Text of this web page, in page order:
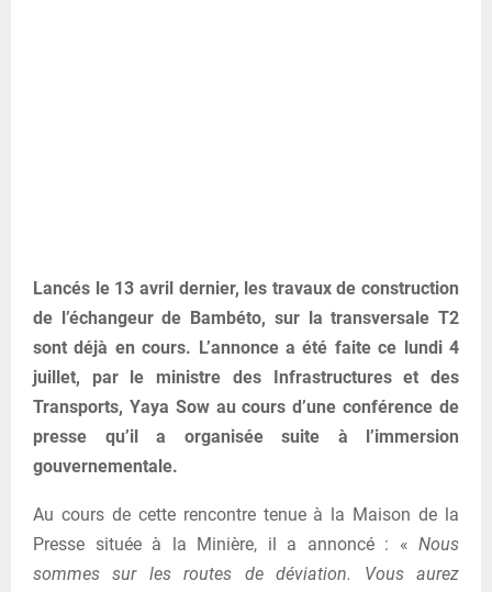
Lancés le 13 avril dernier, les travaux de construction
de l’échangeur de Bambéto, sur la transversale T2
sont déjà en cours. L’annonce a été faite ce lundi 4
juillet, par le ministre des Infrastructures et des
Transports, Yaya Sow au cours d’une conférence de
presse qu’il a organisée suite à l’immersion
gouvernementale.
Au cours de cette rencontre tenue à la Maison de la
Presse située à la Minière, il a annoncé : « Nous
sommes sur les routes de déviation. Vous aurez